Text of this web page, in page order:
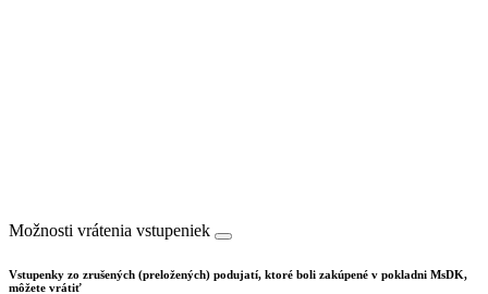
Možnosti vrátenia vstupeniek
Vstupenky zo zrušených (preložených) podujatí, ktoré boli zakúpené v pokladni MsDK,
môžete vrátiť